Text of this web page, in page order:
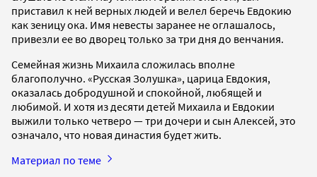
приставил к ней верных людей и велел беречь Евдокию
как зеницу ока. Имя невесты заранее не оглашалось,
привезли ее во дворец только за три дня до венчания.
Семейная жизнь Михаила сложилась вполне
благополучно. «Русская Золушка», царица Евдокия,
оказалась добродушной и спокойной, любящей и
любимой. И хотя из десяти детей Михаила и Евдокии
выжили только четверо — три дочери и сын Алексей, это
означало, что новая династия будет жить.
Материал по теме